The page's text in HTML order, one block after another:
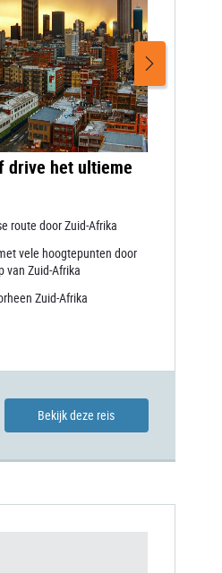
drive het ultieme
route door Zuid-Afrika
vele hoogtepunten door
van Zuid-Afrika
Zuid-Afrika
Bekijk deze reis